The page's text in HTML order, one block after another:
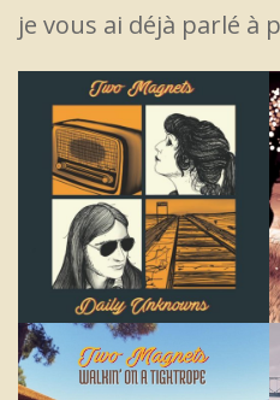
je vous ai déjà parlé à